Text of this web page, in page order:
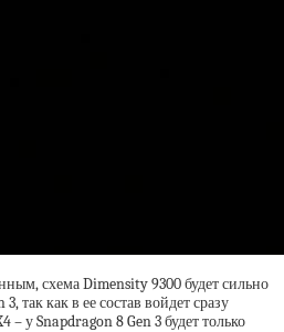
схема Dimensity 9300 будет сильно
так как в ее состав войдет сразу
– у Snapdragon 8 Gen 3 будет только